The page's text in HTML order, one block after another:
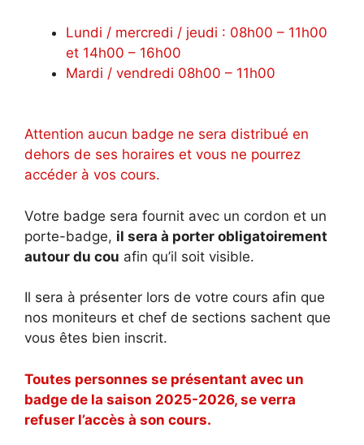
Lundi / mercredi / jeudi : 08h00 – 11h00
et 14h00 – 16h00
Mardi / vendredi 08h00 – 11h00
Attention aucun badge ne sera distribué en
dehors de ses horaires et vous ne pourrez
accéder à vos cours.
Votre badge sera fournit avec un cordon et un
porte-badge, il sera à porter obligatoirement
autour du cou afin qu’il soit visible.
Il sera à présenter lors de votre cours afin que
nos moniteurs et chef de sections sachent que
vous êtes bien inscrit.
Toutes personnes se présentant avec un
badge de la saison 2025-2026, se verra
refuser l’accès à son cours.